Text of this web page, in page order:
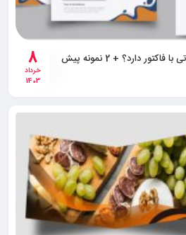
8
خرداد
1403
پیش فاکتور چیست و چه تفاوتی با فاکتور دارد؟ + 2 نمونه پیش